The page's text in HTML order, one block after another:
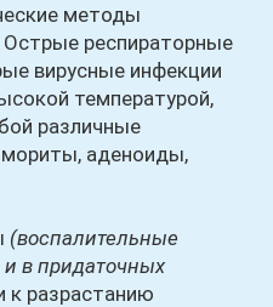
методы
Острые респираторные
вирусные инфекции
температурой,
различные
аденоиды,
(воспалительные
в придаточных
к разрастанию